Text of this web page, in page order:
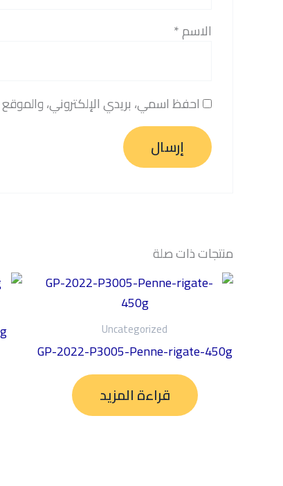
الاسم*
احفظ اسمي، بريدي الإلكتروني،
منتجات ذات صلة
Uncategorized
GP-2022-P3005-Penne-rigate-450g
قراءة المزيد